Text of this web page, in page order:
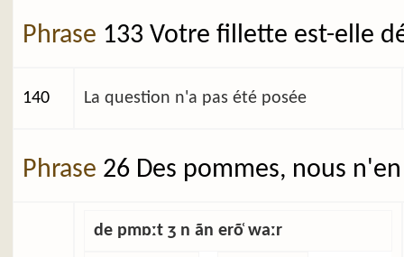
Phrase 133 Votre fillette est-elle
140 La question n'a pas été posée
Phrase 26 Des pommes, nous
de pmɒːt ʒ n ãn erõ̜ waːr